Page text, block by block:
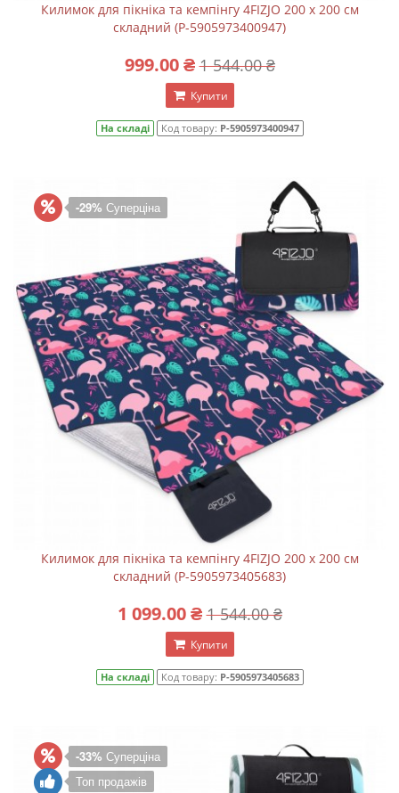
Килимок для пікніка та кемпінгу 4FIZJO 200 x 200 см
складний (P-5905973400947)
999.00 ₴ 1 544.00 ₴
Купити
На складі Код товару: P-5905973400947
-29% Суперціна
Килимок для пікніка та кемпінгу 4FIZJO 200 x 200 см
складний (P-5905973405683)
1 099.00 ₴ 1 544.00 ₴
Купити
На складі Код товару: P-5905973405683
-33% Суперціна
Топ продажів